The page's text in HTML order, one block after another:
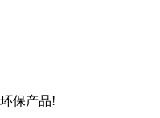
保产品!